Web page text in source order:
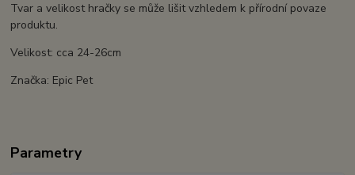
Tvar a velikost hračky se může lišit vzhledem k přírodní povaze
produktu.
Velikost: cca 24-26cm
Značka: Epic Pet
Parametry